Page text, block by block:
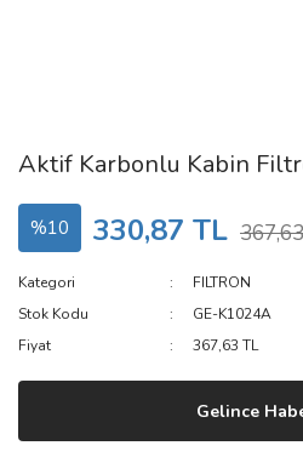
Aktif Karbonlu Kabin
%10 330,87 TL
Kategori
FILTRON
Stok Kodu
GE-K1024A
Fiyat
367,63 TL
Gelince